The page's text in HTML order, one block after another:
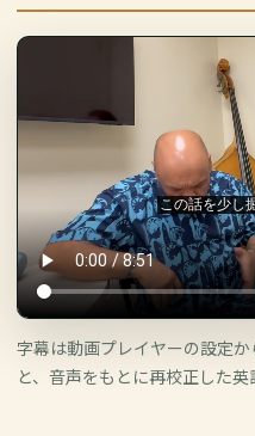
字幕は動画プレイヤーの設定
と、音声をもとに再校正した英